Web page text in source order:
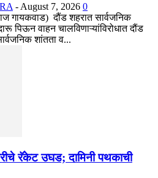
- August 7, 2026 0
गायकवाड) दौंड शहरात सार्वजनिक
पिऊन वाहन चालविणाऱ्यांविरोधात दौंड
शांतता व...
रॅकेट उघड; दामिनी पथकाची